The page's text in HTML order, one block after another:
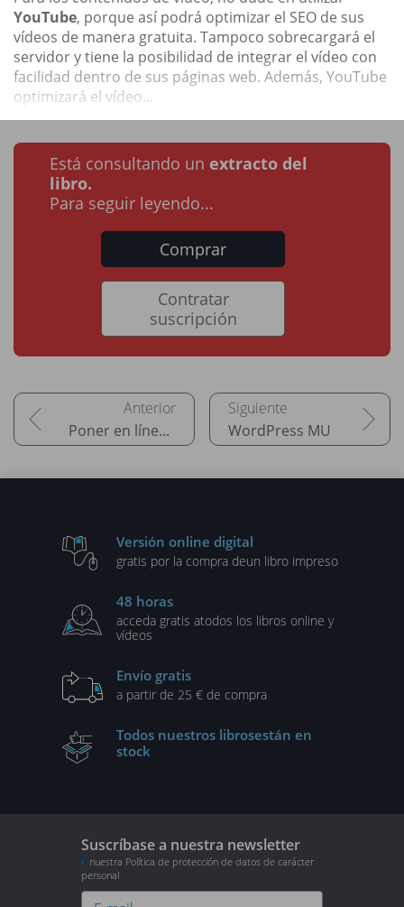
YouTube, porque así podrá optimizar el SEO de sus
vídeos de manera gratuita. Tampoco sobrecargará el
servidor y tiene la posibilidad de integrar el vídeo con
facilidad dentro de sus páginas web. Además, YouTube
optimizará el vídeo...
Está consultando un extracto del
libro.
Para seguir leyendo...
Comprar
Contratar
suscripción
Poner en línea o migrar su sitio web WordPress MU
Versión online digital
gratis por la compra deun libro impreso
48 horas
acceda gratis atodos los libros online y
vídeos
Envío gratis
a partir de 25 € de compra
Todos nuestros librosestán en
stock
Suscríbase a nuestra newsletter
nuestra Política de protección de datos de carácter
personal